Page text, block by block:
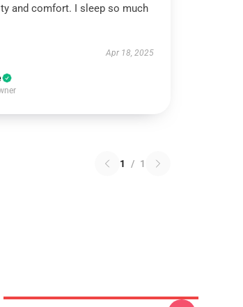
and comfort. I sleep so much
Apr 18, 2025
1 / 1